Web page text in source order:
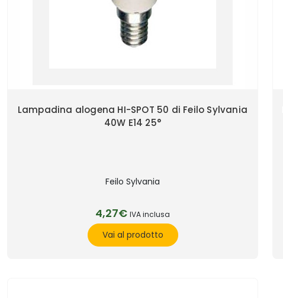
Lampadina alogena HI-SPOT 50 di Feilo Sylvania
40W E14 25°
Feilo Sylvania
4,27€ IVA inclusa
Vai al prodotto